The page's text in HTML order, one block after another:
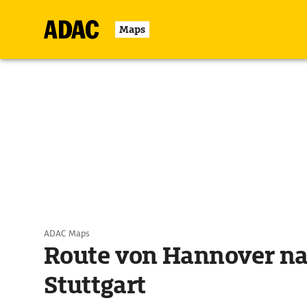
Maps
ADAC Maps
Route von Hannover
Stuttgart